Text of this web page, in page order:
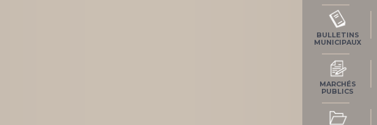
BULLETINS
MUNICIPAUX
MARCHÉS
PUBLICS